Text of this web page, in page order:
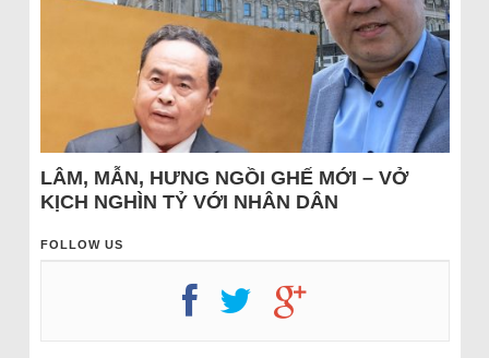
LÂM, MẪN, HƯNG NGỒI GHẾ MỚI – VỞ
KỊCH NGHÌN TỶ VỚI NHÂN DÂN
FOLLOW US